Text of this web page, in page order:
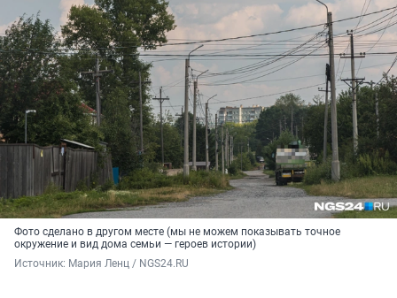
Фото сделано в другом месте (мы не можем показывать точное
окружение и вид дома семьи — героев истории)
Источник: Мария Ленц / NGS24.RU